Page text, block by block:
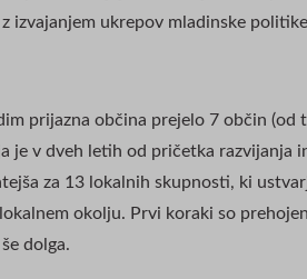
izvajanjem ukrepov mladinske
prijazna občina prejelo 7 občin (od
je v dveh letih od pričetka razvijanja
za 13 lokalnih skupnosti, ki
okolju. Prvi koraki so
dolga.